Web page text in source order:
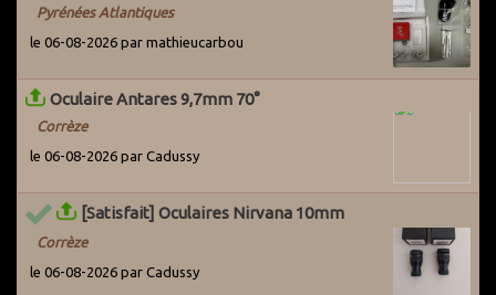
Pyrénées Atlantiques
le 06-08-2026 par mathieucarbou
Oculaire Antares 9,7mm 70°
Corrèze
le 06-08-2026 par Cadussy
[Satisfait] Oculaires Nirvana 10mm
Corrèze
le 06-08-2026 par Cadussy